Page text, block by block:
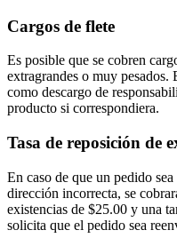
Cargos de flete
Es posible que se cobren
extragrandes o muy pesados.
como descargo de
producto si correspondiera.
Tasa de reposición de
En caso de que un pedido
dirección incorrecta, se
existencias de $25.00 y una
solicita que el pedido sea